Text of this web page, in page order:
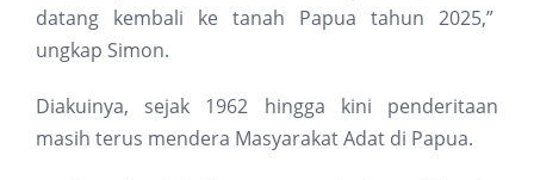
datang kembali ke tanah Papua tahun 2025,”
ungkap Simon.
Diakuinya, sejak 1962 hingga kini penderitaan
masih terus mendera Masyarakat Adat di Papua.